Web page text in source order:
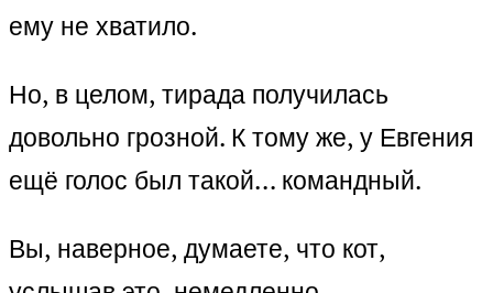
ему не хватило.
Но, в целом, тирада получилась
довольно грозной. К тому же, у Евгения
ещё голос был такой… командный.
Вы, наверное, думаете, что кот,